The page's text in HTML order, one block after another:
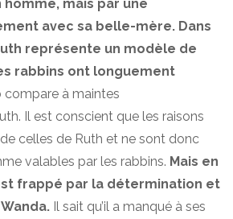
homme, mais par une
avec sa belle-mère. Dans
représente un modèle de
rabbins ont longuement
compare à maintes
Il est conscient que les raisons
celles de Ruth et ne sont donc
valables par les rabbins. Mais en
frappé par la détermination et
Il sait qu’il a manqué à ses